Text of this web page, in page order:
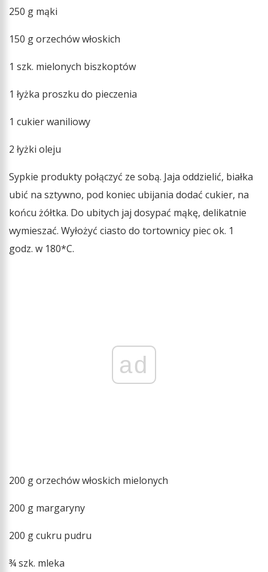
250 g mąki
150 g orzechów włoskich
1 szk. mielonych biszkoptów
1 łyżka proszku do pieczenia
1 cukier waniliowy
2 łyżki oleju
Sypkie produkty połączyć ze sobą. Jaja oddzielić, białka
ubić na sztywno, pod koniec ubijania dodać cukier, na
końcu żółtka. Do ubitych jaj dosypać mąkę, delikatnie
wymieszać. Wyłożyć ciasto do tortownicy piec ok. 1
godz. w 180*C.
ad
200 g orzechów włoskich mielonych
200 g margaryny
200 g cukru pudru
¾ szk. mleka